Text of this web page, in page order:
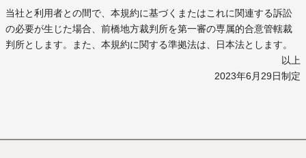
当社と利用者との間で、本規約に基づくまたはこれに関連する訴訟
の必要が生じた場合、前橋地方裁判所を第一審の専属的合意管轄裁
判所とします。また、本規約に関する準拠法は、日本法とします。
以上
2023年6月29日制定